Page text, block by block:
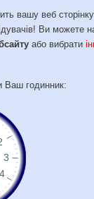
вашу веб
Ви можете
або вибрати
Ваш годинник: